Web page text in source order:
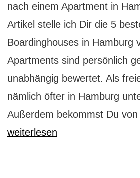
nach einem Apartment in
Artikel stelle ich Dir die 5
Boardinghouses in Hamburg
Apartments sind persönlich
unabhängig bewertet. Als
nämlich öfter in Hamburg
Außerdem bekommst Du
weiterlesen